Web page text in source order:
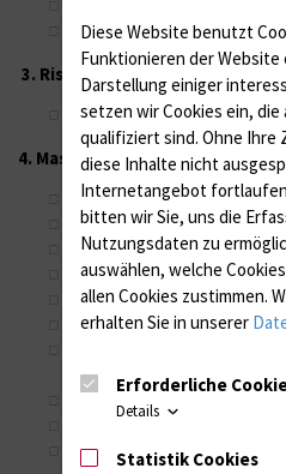
CJK-Verdacht
3. Risikobewertung und
Endoskopie und
4. Maschinelle Aufbereitung
Allgemeines
Vorsichtsmaßnahmen für
Vorreinigung am
Dichtigkeitstest
Vorreinigung
Spülen
Bestücken des
(RDG-E)
Entnahme des Endoskops
Mikrobiologische
Diese Website benutzt
Funktionieren der Website
Darstellung einiger
setzen wir Cookies ein, die
qualifiziert sind. Ohne Ihre
diese Inhalte nicht
Internetangebot
bitten wir Sie, uns die
Nutzungsdaten zu
auswählen, welche
allen Cookies zustimmen.
erhalten Sie in unserer
Erforderliche
Details
Statistik Cookies